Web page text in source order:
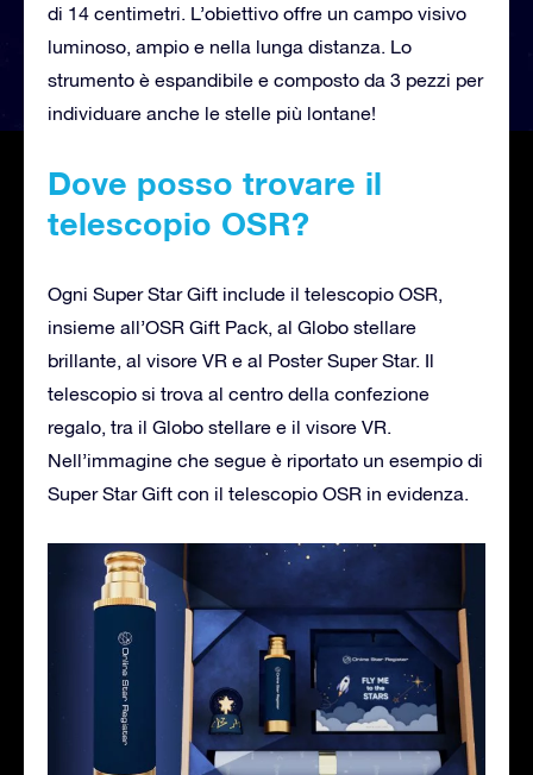
di 14 centimetri. L’obiettivo offre un campo visivo
luminoso, ampio e nella lunga distanza. Lo
strumento è espandibile e composto da 3 pezzi per
individuare anche le stelle più lontane!
Dove posso trovare il
telescopio OSR?
Ogni Super Star Gift include il telescopio OSR,
insieme all’OSR Gift Pack, al Globo stellare
brillante, al visore VR e al Poster Super Star. Il
telescopio si trova al centro della confezione
regalo, tra il Globo stellare e il visore VR.
Nell’immagine che segue è riportato un esempio di
Super Star Gift con il telescopio OSR in evidenza.